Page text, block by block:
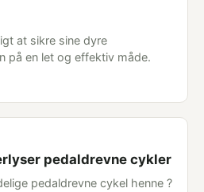
at sikre sine dyre
på en let og effektiv måde.
pedaldrevne cykler
pedaldrevne cykel henne ?